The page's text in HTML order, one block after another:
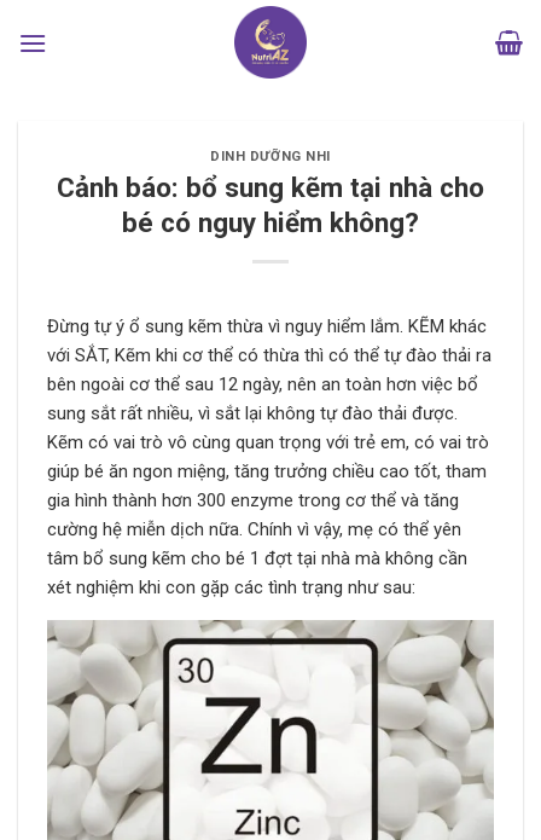
qua
DINH DƯỠNG NHI
Cảnh báo: bổ sung kẽm tại nhà cho
bé có nguy hiểm không?
Đừng tự ý ổ sung kẽm thừa vì nguy hiểm lắm. KẼM khác
với SẮT, Kẽm khi cơ thể có thừa thì có thể tự đào thải ra
bên ngoài cơ thể sau 12 ngày, nên an toàn hơn việc bổ
sung sắt rất nhiều, vì sắt lại không tự đào thải được.
Kẽm có vai trò vô cùng quan trọng với trẻ em, có vai trò
giúp bé ăn ngon miệng, tăng trưởng chiều cao tốt, tham
gia hình thành hơn 300 enzyme trong cơ thể và tăng
cường hệ miễn dịch nữa. Chính vì vậy, mẹ có thể yên
tâm bổ sung kẽm cho bé 1 đợt tại nhà mà không cần
xét nghiệm khi con gặp các tình trạng như sau: